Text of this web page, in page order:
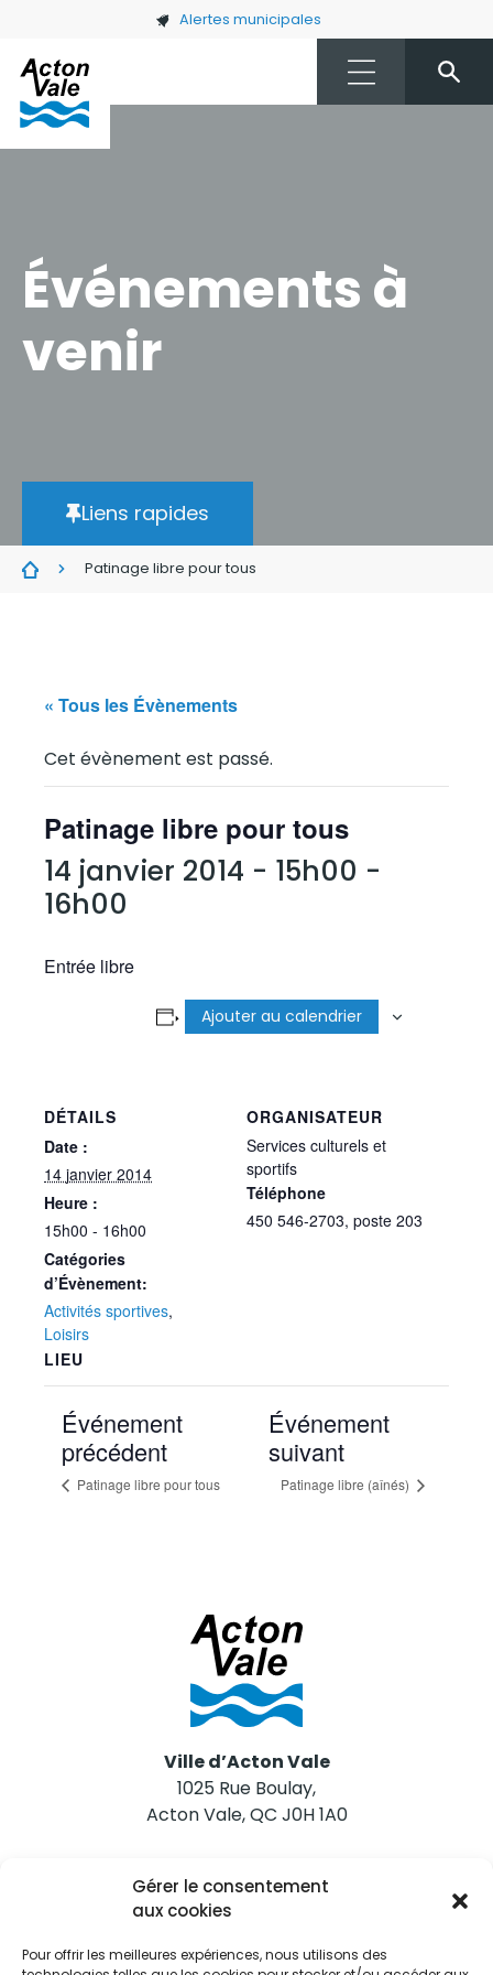
Gérer le consentement
aux cookies
Pour offrir les meilleures expériences, nous utilisons des
Skip to main content Alertes municipales
Événements à
venir
Liens rapides
Patinage libre pour tous
« Tous les Évènements
Cet évènement est passé.
Patinage libre pour tous
14 janvier 2014 - 15h00 -
16h00
Entrée libre
Ajouter au calendrier
DÉTAILS
Date :
14 janvier 2014
Heure :
15h00 - 16h00
Catégories
d’Évènement:
Activités sportives,
Loisirs
LIEU
ORGANISATEUR
Services culturels et
sportifs
Téléphone
450 546-2703, poste 203
Événement
précédent
Patinage libre pour tous
Événement
suivant
Patinage libre (aînés)
Ville d’Acton Vale
1025 Rue Boulay,
Acton Vale, QC J0H 1A0
Nous joindre
Tél. 450 546-2703